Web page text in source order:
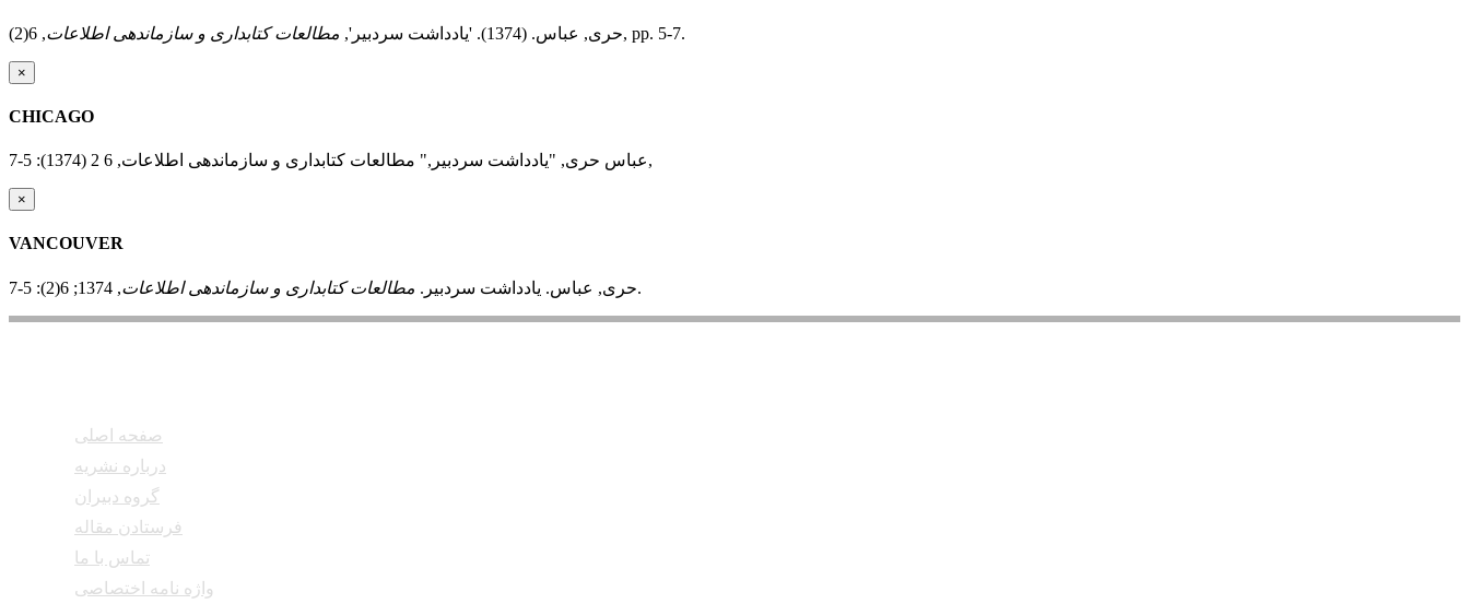
حری, عباس. (1374). 'یادداشت سردبیر', مطالعات کتابداری و سازماندهی اطلاعات , 6(2), pp. 5-7.
×
CHICAGO
عباس حری, "یادداشت سردبیر," مطالعات کتابداری و سازماندهی اطلاعات, 6 2 (1374): 5-7,
×
VANCOUVER
حری, عباس. یادداشت سردبیر. مطالعات کتابداری و سازماندهی اطلاعات , 1374; 6(2): 5-7.
صفحه اصلی
درباره نشریه
گروه دبیران
فرستادن مقاله
تماس با ما
واژه نامه اختصاصی